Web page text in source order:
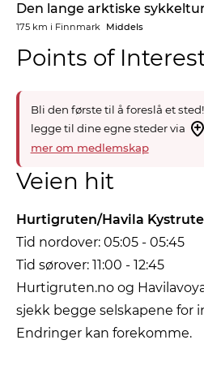
Den lange arktiske
175 km i Finnmark Middels
Points of
Bli den første til å foreslå et
legge til dine egne steder via
mer om medlemskap
Veien hit
Hurtigruten/Havila
Tid nordover: 05:05 - 05:45
Tid sørover: 11:00 - 12:45
Hurtigruten.no og
sjekk begge selskapene for
Endringer kan forekomme.